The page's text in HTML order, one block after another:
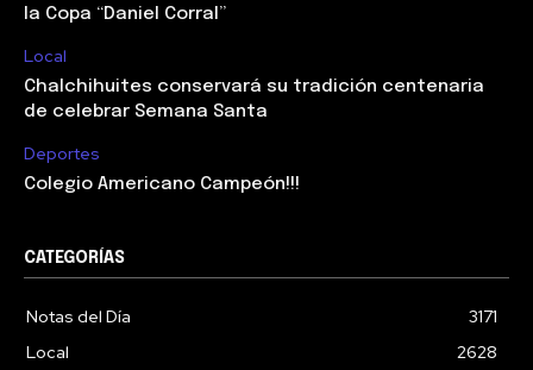
la Copa “Daniel Corral”
Local
Chalchihuites conservará su tradición centenaria
de celebrar Semana Santa
Deportes
Colegio Americano Campeón!!!
CATEGORÍAS
Notas del Día
3171
Local
2628